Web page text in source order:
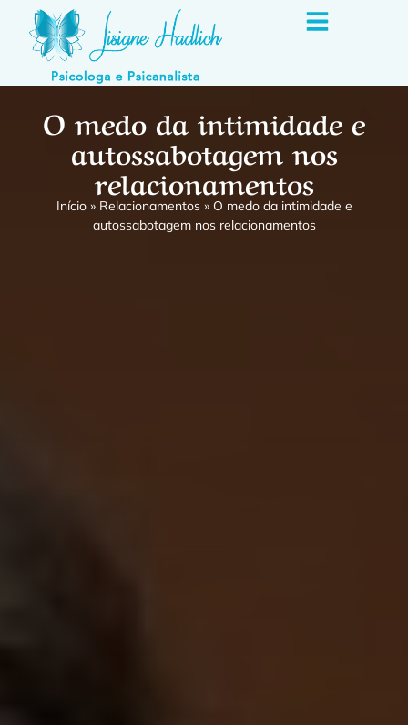
O medo da intimidade e
autossabotagem nos
relacionamentos
Início» Relacionamentos» O medo da intimidade e
autossabotagem nos relacionamentos